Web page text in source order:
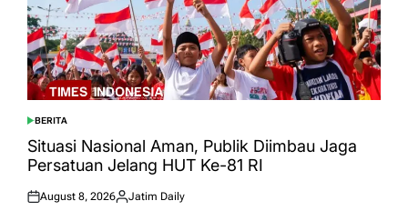
POSTED
IN
BERITA
Situasi Nasional Aman, Publik Diimbau Jaga
Persatuan Jelang HUT Ke-81 RI
Posted
August 8, 2026
Posted
Jatim Daily